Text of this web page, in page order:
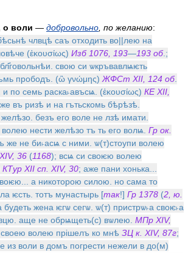
о воли — добровольно , по желанию:
члвцѣ саъ отходить во||лею на
(ἑκουσίως) Изб 1076, 193—193 об.;
свою си ѡкръвавлѩѥть
прободъ. (ὢ γνώμης) ЖФСт XII, 124 об.
по семь раска˫авъсѩ. (ἑκουσίως) КЕ XII,
въ ризѣ и на гътьскомь бѣрѣзѣ.
безъ его воле не лзѣ имати.
нести желѣзо тъ ть его волѩ. Гр ок.
же не би˫асѩ с ними. ѡ(т)стоупи волею
XIV, 36 (1168); всѩ си своѥю волею
КТур XII сп. XIV, 30; аже пани хонька...
а никоторою силою. но сама то
ѥсть. тотъ мунастырь [так!] Гр 1378 (2, ю.
будеть жена ѥгѡ сегѡ. ѡ(т) пристрѡ˫а своѥ˫а
аще не обрѩщеть(с) вѡлею. МПр XIV,
волею прiшелъ ко мнѣ ЗЦ к. XIV, 87г;
из воли в домъ погрести нежели в до(м)